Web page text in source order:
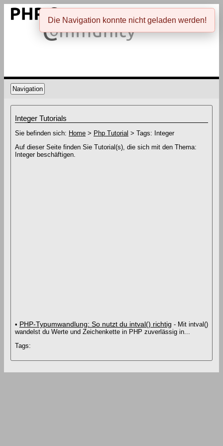
Navigation
Integer Tutorials
Sie befinden sich: Home > Php Tutorial > Tags: Integer
Auf dieser Seite finden Sie Tutorial(s), die sich mit den Thema:
Integer beschäftigen.
• PHP-Typumwandlung: So nutzt du intval() richtig - Mit intval()
wandelst du Werte und Zeichenkette in PHP zuverlässig in...
Tags:
Die Navigation konnte nicht geladen werden!